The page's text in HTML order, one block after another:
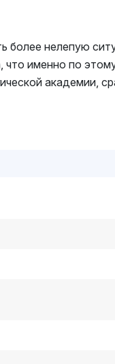
более нелепую
что именно по
академии,